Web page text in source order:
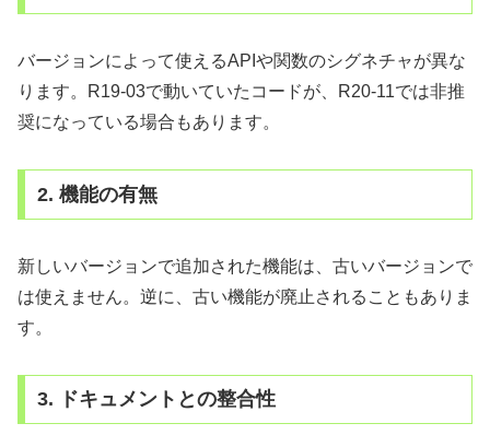
バージョンによって使えるAPIや関数のシグネチャが異な
ります。R19-03で動いていたコードが、R20-11では非推
奨になっている場合もあります。
2. 機能の有無
新しいバージョンで追加された機能は、古いバージョンで
は使えません。逆に、古い機能が廃止されることもありま
す。
3. ドキュメントとの整合性